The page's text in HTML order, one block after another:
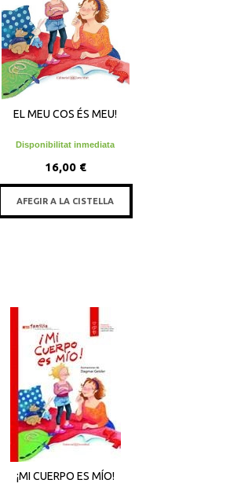
EL MEU COS ÉS MEU!
Disponibilitat inmediata
16,00 €
AFEGIR A LA CISTELLA
¡MI CUERPO ES MÍO!